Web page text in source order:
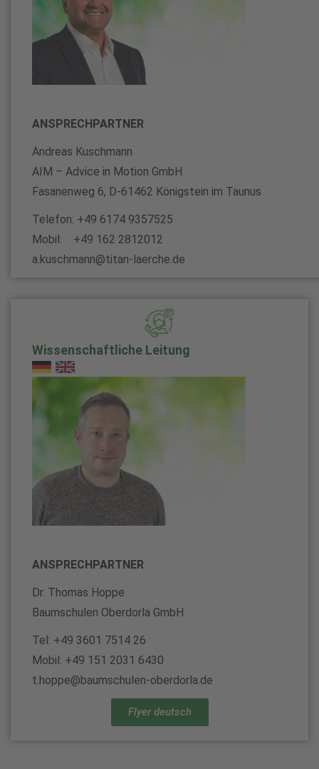
ANSPRECHPARTNER
Andreas Kuschmann
AIM – Advice in Motion GmbH
Fasanenweg 6, D-61462 Königstein im Taunus
Telefon: +49 6174 9357525
Mobil: +49 162 2812012
a.kuschmann@titan-laerche.de
Wissenschaftliche Leitung
ANSPRECHPARTNER
Dr. Thomas Hoppe
Baumschulen Oberdorla GmbH
Tel: +49 3601 7514 26
Mobil: +49 151 2031 6430
t.hoppe@baumschulen-oberdorla.de
Flyer deutsch